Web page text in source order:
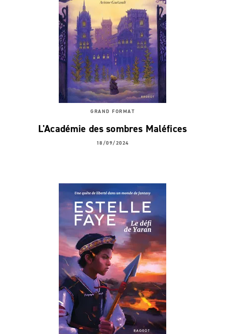
GRAND FORMAT
L'Académie des sombres Maléfices
18/09/2024